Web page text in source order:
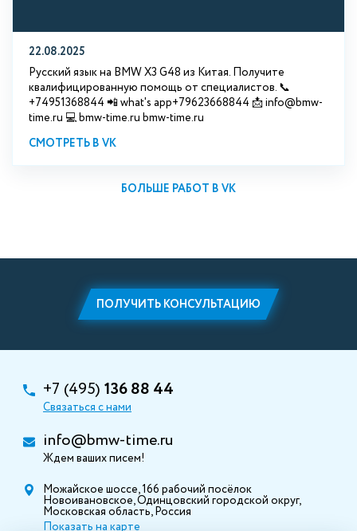
22.08.2025
Русский язык на BMW X3 G48 из Китая. Получите
квалифицированную помощь от специалистов. 📞
+74951368844 📲 what's app+79623668844 📩 info@bmw-
time.ru 💻 bmw-time.ru bmw-time.ru
СМОТРЕТЬ В VK
БОЛЬШЕ РАБОТ В VK
ПОЛУЧИТЬ КОНСУЛЬТАЦИЮ
+7 (495) 136 88 44
Связаться с нами
info@bmw-time.ru
Ждем ваших писем!
Можайское шоссе, 166 рабочий посёлок
Новоивановское, Одинцовский городской округ,
Московская область, Россия
Показать на карте